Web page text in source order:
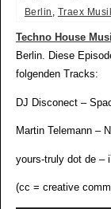
Berlin , Traex
Techno House
Berlin. Diese
folgenden Tracks:
DJ Disconect –
Martin Telemann –
yours-truly dot de –
(cc = creative